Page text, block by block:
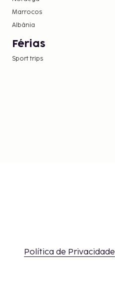
Marrocos
Albânia
Férias
Sport trips
Política de Privacidade